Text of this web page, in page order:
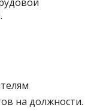
на должности.